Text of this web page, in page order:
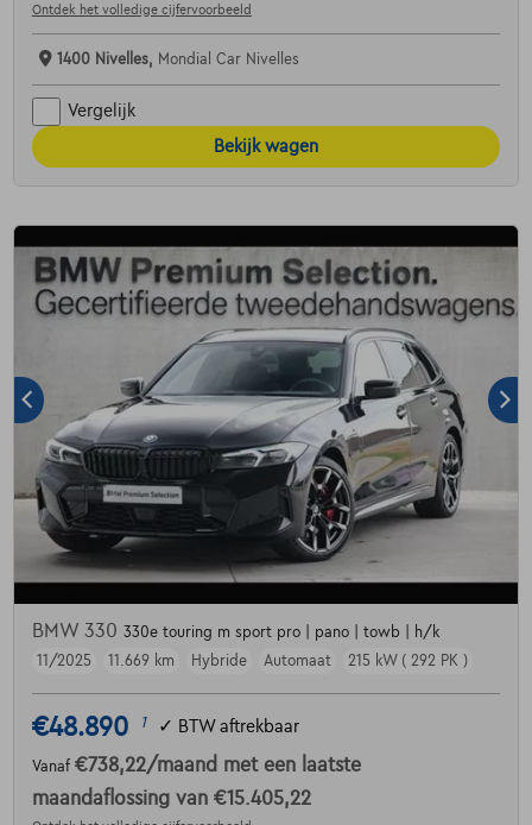
Ontdek het volledige cijfervoorbeeld
1400 Nivelles, Mondial Car Nivelles
Vergelijk
Bekijk wagen
BMW 330 330e touring m sport pro | pano | towb | h/k
11/2025
11.669 km Hybride Automaat 215 kW ( 292 PK )
€48.890 1 ✓ BTW aftrekbaar
Vanaf €738,22/maand met een laatste
maandaflossing van €15.405,22